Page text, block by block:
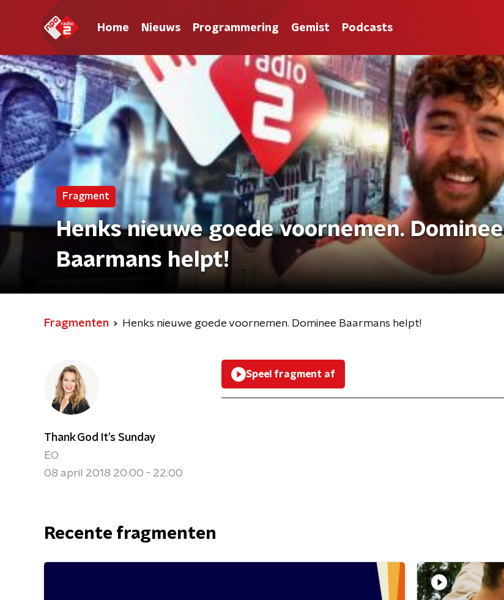
Home Nieuws Programmering Gemist Podcasts
Fragment
Henks nieuwe goede voornemen. Dominee
Baarmans helpt!
Fragmenten Henks nieuwe goede voornemen. Dominee Baarmans helpt!
Thank God It's Sunday
EO
08 april 2018 20:00 - 22:00
Speel fragment af
Recente fragmenten